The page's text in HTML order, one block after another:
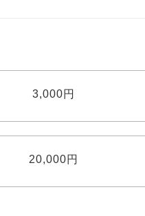
3,000円
20,000円